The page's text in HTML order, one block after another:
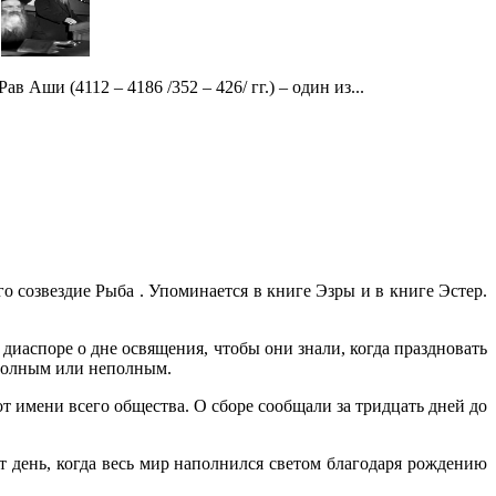
Аши (4112 – 4186 /352 – 426/ гг.) – один из...
Рыба . Упоминается в книге Эзры и в книге Эстер.
о дне освящения, чтобы они знали, когда праздновать
или неполным.
всего общества. О сборе сообщали за тридцать дней до
когда весь мир наполнился светом благодаря рождению